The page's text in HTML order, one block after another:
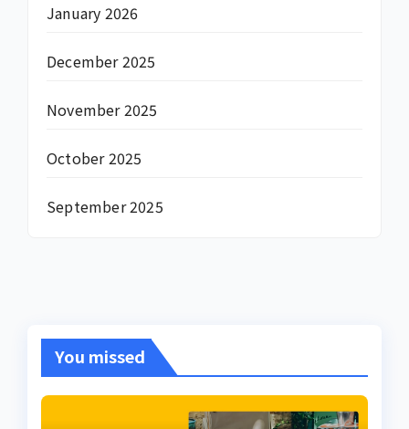
January 2026
December 2025
November 2025
October 2025
September 2025
You missed